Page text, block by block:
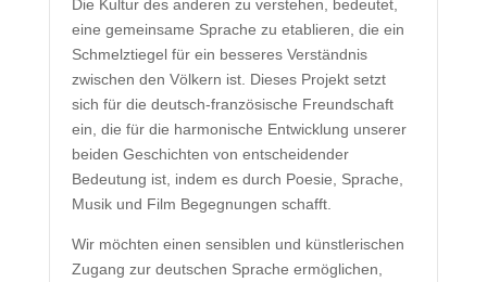
Die Kultur des anderen zu verstehen, bedeutet,
eine gemeinsame Sprache zu etablieren, die ein
Schmelztiegel für ein besseres Verständnis
zwischen den Völkern ist. Dieses Projekt setzt
sich für die deutsch-französische Freundschaft
ein, die für die harmonische Entwicklung unserer
beiden Geschichten von entscheidender
Bedeutung ist, indem es durch Poesie, Sprache,
Musik und Film Begegnungen schafft.
Wir möchten einen sensiblen und künstlerischen
Zugang zur deutschen Sprache ermöglichen,